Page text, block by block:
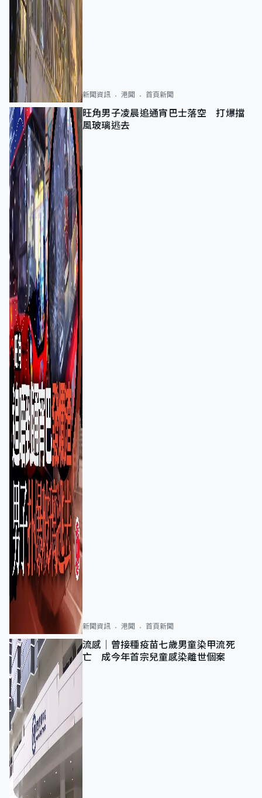
新聞資訊 港聞 首頁新聞
旺角男子凌晨追通宵巴士落空 打爆擋
風玻璃逃去
新聞資訊 港聞 首頁新聞
流感｜曾接種疫苗七歲男童染甲流死
亡 成今年首宗兒童感染離世個案